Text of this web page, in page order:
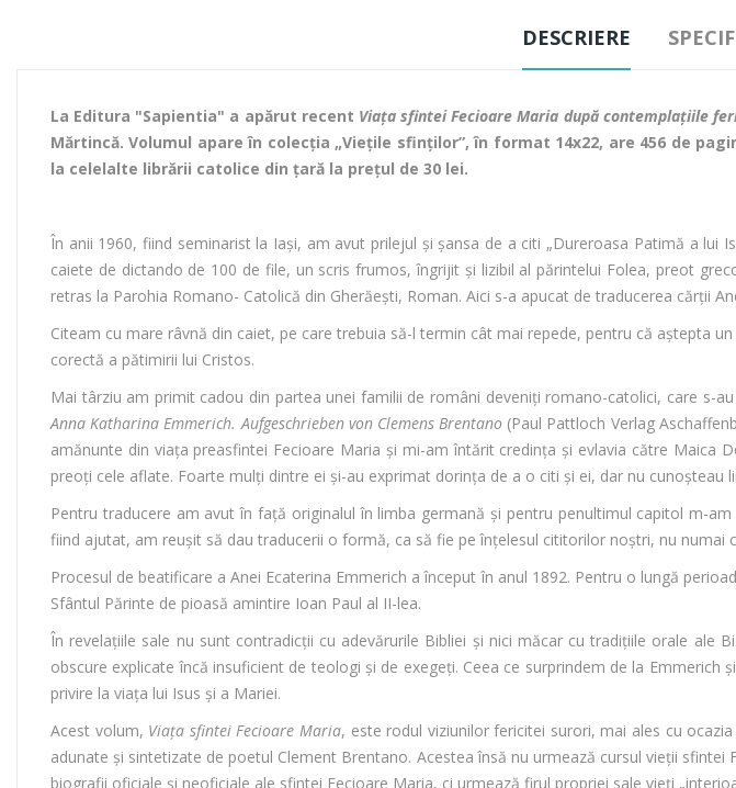
DESCRIERE
La Editura "Sapientia" a apărut recent Viaţa sfintei Fecioare Maria după contemplaţiile
Mărtincă. Volumul apare în colecţia „Viețile sfinților”, în format 14x22, are 456 de
la celelalte librării catolice din ţară la prețul de 30 lei.
În anii 1960, fiind seminarist la Iaşi, am avut prilejul şi şansa de a citi „Dureroasa Patimă a lui
caiete de dictando de 100 de file, un scris frumos, îngrijit şi lizibil al părintelui Folea, preot
retras la Parohia Romano- Catolică din Gherăeşti, Roman. Aici s-a apucat de traducerea cărţii
Citeam cu mare râvnă din caiet, pe care trebuia să-l termin cât mai repede, pentru că aştepta
corectă a pătimirii lui Cristos.
Mai târziu am primit cadou din partea unei familii de români deveniţi romano-catolici, care s-
Anna Katharina Emmerich. Aufgeschrieben von Clemens Brentano (Paul Pattloch Verlag
amănunte din viaţa preasfintei Fecioare Maria şi mi-am întărit credinţa şi evlavia către Maica
preoţi cele aflate. Foarte mulţi dintre ei şi-au exprimat dorinţa de a o citi şi ei, dar nu cunoşteau
Pentru traducere am avut în faţă originalul în limba germană şi pentru penultimul capitol m-
fiind ajutat, am reuşit să dau traducerii o formă, ca să fie pe înţelesul cititorilor noştri, nu numai
Procesul de beatificare a Anei Ecaterina Emmerich a început în anul 1892. Pentru o lungă
Sfântul Părinte de pioasă amintire Ioan Paul al II-lea.
În revelaţiile sale nu sunt contradicţii cu adevărurile Bibliei şi nici măcar cu tradiţiile orale ale
obscure explicate încă insuficient de teologi şi de exegeţi. Ceea ce surprindem de la
privire la viaţa lui Isus şi a Mariei.
Acest volum, Viaţa sfintei Fecioare Maria, este rodul viziunilor fericitei surori, mai ales cu
adunate şi sintetizate de poetul Clement Brentano. Acestea însă nu urmează cursul vieţii
biografii oficiale şi neoficiale ale sfintei Fecioare Maria, ci urmează firul propriei sale vieţi